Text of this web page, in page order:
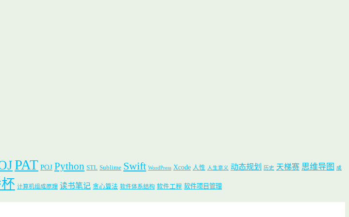
PAT POJ Python STL Sublime Swift WordPress Xcode 人性 人生意义 动态规划 历史 天梯赛 思维导图 成
计算机组成原理 读书笔记 贪心算法 软件体系结构 软件工程 软件项目管理